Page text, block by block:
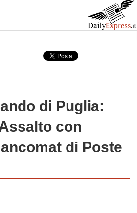
di Puglia:
con
di Poste